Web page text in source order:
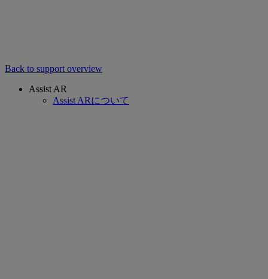
Back to support overview
Assist AR
Assist ARについて